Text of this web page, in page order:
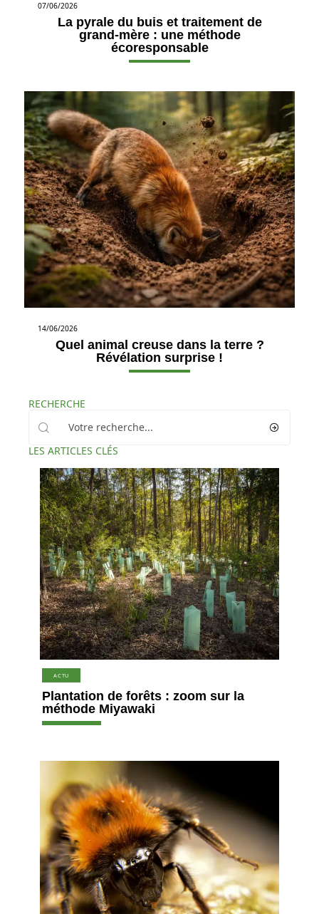
07/06/2026
La pyrale du buis et traitement de
grand-mère : une méthode
écoresponsable
14/06/2026
Quel animal creuse dans la terre ?
Révélation surprise !
RECHERCHE
LES ARTICLES CLÉS
ACTU
Plantation de forêts : zoom sur la
méthode Miyawaki